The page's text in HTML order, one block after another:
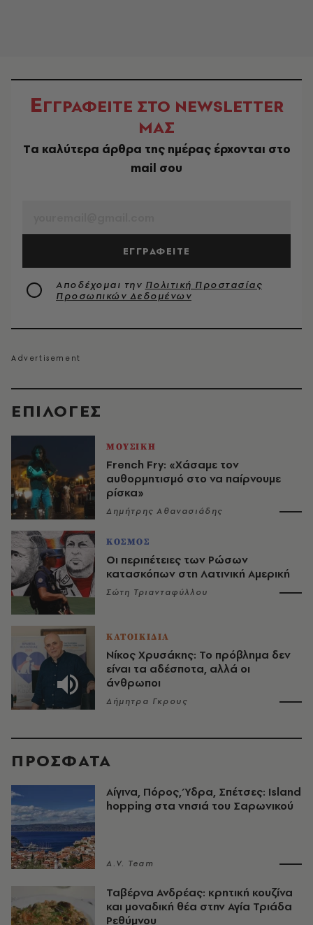
EΠΙΛΟΓΈΣ
ΜΟΥΣΙΚΗ
French Fry: «Χάσαμε τον
αυθορμητισμό στο να παίρνουμε
ρίσκα»
Δημήτρης Αθανασιάδης
ΚΟΣΜΟΣ
Οι περιπέτειες των Ρώσων
κατασκόπων στη Λατινική Αμερική
Σώτη Τριανταφύλλου
ΚΑΤΟΙΚΙΔΙΑ
Νίκος Χρυσάκης: Το πρόβλημα δεν
είναι τα αδέσποτα, αλλά οι
άνθρωποι
Δήμητρα Γκρους
ΕΓΓΡΑΦΕΙΤΕ ΣΤΟ NEWSLETTER
ΜΑΣ
Tα καλύτερα άρθρα της ημέρας έρχονται στο
mail σου
ΕΓΓΡΑΦΕΙΤΕ
Αποδέχομαι την Πολιτική Προστασίας
Προσωπικών Δεδομένων
ΠΡΟΣΦΑΤΑ
Αίγινα, Πόρος, Ύδρα, Σπέτσες: Island
hopping στα νησιά του Σαρωνικού
A.V. Team
Ταβέρνα Ανδρέας: κρητική κουζίνα
και μοναδική θέα στην Αγία Τριάδα
Ρεθύμνου